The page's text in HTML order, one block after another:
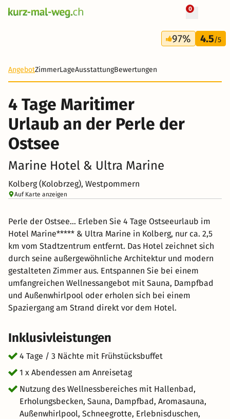
0
4 Tage
149 CHF
97% 4.5/5
AngebotZimmerLageAusstattungBewertungen
4 Tage Maritimer
Urlaub an der Perle der
Ostsee
Marine Hotel & Ultra Marine
Kolberg (Kolobrzeg), Westpommern
Auf Karte anzeigen
Perle der Ostsee... Erleben Sie 4 Tage Ostseeurlaub im
Hotel Marine***** & Ultra Marine in Kolberg, nur ca. 2,5
km vom Stadtzentrum entfernt. Das Hotel zeichnet sich
durch seine außergewöhnliche Architektur und modern
gestalteten Zimmer aus. Entspannen Sie bei einem
umfangreichen Wellnessangebot mit Sauna, Dampfbad
und Außenwhirlpool oder erholen sich bei einem
Spaziergang am Strand direkt vor dem Hotel.
Inklusivleistungen
4 Tage / 3 Nächte mit Frühstücksbuffet
1 x Abendessen am Anreisetag
Nutzung des Wellnessbereiches mit Hallenbad,
Erholungsbecken, Sauna, Dampfbad, Aromasauna,
Außenwhirlpool, Schneegrotte, Erlebnisduschen,